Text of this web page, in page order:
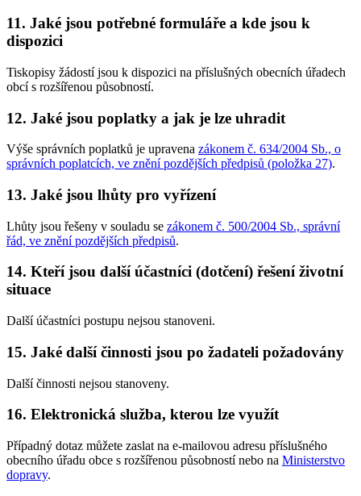
11. Jaké jsou potřebné formuláře a kde jsou k
dispozici
Tiskopisy žádostí jsou k dispozici na příslušných obecních úřadech
obcí s rozšířenou působností.
12. Jaké jsou poplatky a jak je lze uhradit
Výše správních poplatků je upravena zákonem č. 634/2004 Sb., o
správních poplatcích, ve znění pozdějších předpisů (položka 27).
13. Jaké jsou lhůty pro vyřízení
Lhůty jsou řešeny v souladu se zákonem č. 500/2004 Sb., správní
řád, ve znění pozdějších předpisů.
14. Kteří jsou další účastníci (dotčení) řešení životní
situace
Další účastníci postupu nejsou stanoveni.
15. Jaké další činnosti jsou po žadateli požadovány
Další činnosti nejsou stanoveny.
16. Elektronická služba, kterou lze využít
Případný dotaz můžete zaslat na e-mailovou adresu příslušného
obecního úřadu obce s rozšířenou působností nebo na Ministerstvo
dopravy.